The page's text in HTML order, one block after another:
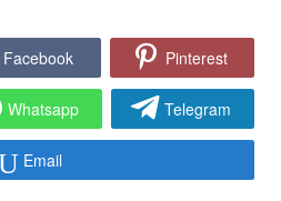
Facebook Pinterest
Whatsapp Telegram
Email